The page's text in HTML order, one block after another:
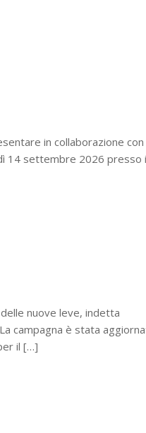
in collaborazione con
14 settembre 2026 presso
nuove leve, indetta
campagna è stata
il […]